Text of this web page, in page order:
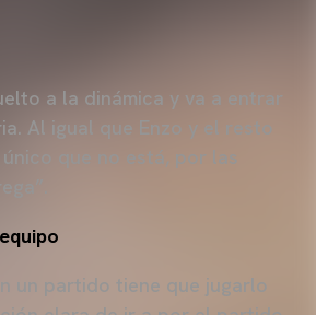
a la dinámica y va a entrar
Al igual que Enzo y el resto
que no está, por las
un partido tiene que jugarlo